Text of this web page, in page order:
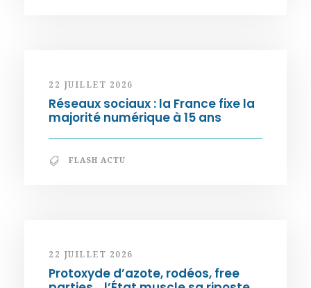
22 JUILLET 2026
Réseaux sociaux : la France fixe la
majorité numérique à 15 ans
FLASH ACTU
22 JUILLET 2026
Protoxyde d’azote, rodéos, free